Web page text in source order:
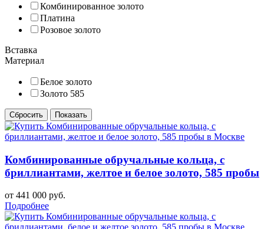
Комбинированное золото
Платина
Розовое золото
Вставка
Материал
Белое золото
Золото 585
Комбинированные обручальные кольца, с
бриллиантами, желтое и белое золото, 585 пробы
от 441 000 руб.
Подробнее